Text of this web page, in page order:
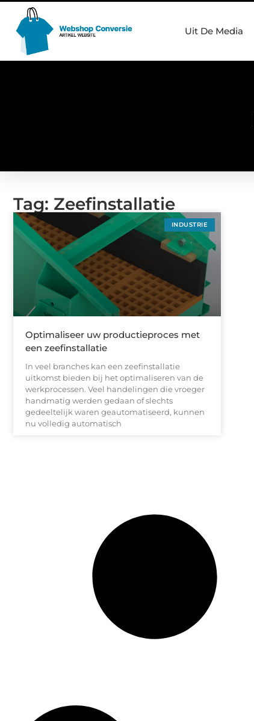
Uit De Media
Tag: Zeefinstallatie
INDUSTRIE
Optimaliseer uw productieproces met
een zeefinstallatie
In veel branches kan een zeefinstallatie
uitkomst bieden bij het optimaliseren van de
werkprocessen. Veel handelingen die vroeger
handmatig werden gedaan of slechts
gedeeltelijk waren geautomatiseerd, kunnen
nu volledig automatisch